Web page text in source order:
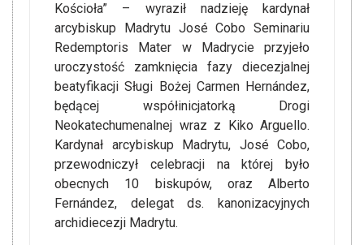
Kościoła” – wyraził nadzieję kardynał
arcybiskup Madrytu José Cobo Seminariu
Redemptoris Mater w Madrycie przyjeło
uroczystość zamknięcia fazy diecezjalnej
beatyfikacji Sługi Bożej Carmen Hernández,
będącej współinicjatorką Drogi
Neokatechumenalnej wraz z Kiko Arguello.
Kardynał arcybiskup Madrytu, José Cobo,
przewodniczył celebracji na której było
obecnych 10 biskupów, oraz Alberto
Fernández, delegat ds. kanonizacyjnych
archidiecezji Madrytu.